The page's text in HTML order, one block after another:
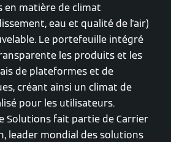
en matière de climat
eau et qualité de l'air)
Le portefeuille intégré
les produits et les
de plateformes et de
créant ainsi un climat de
pour les utilisateurs.
Solutions fait partie de Carrier
leader mondial des solutions